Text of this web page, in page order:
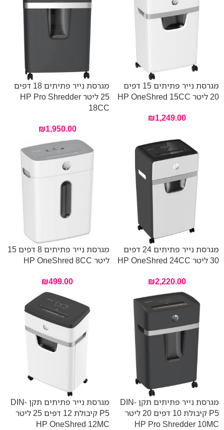
מגרסת נייר פתיתים 15 דפים
20 ליטר HP OneShred 15CC
₪1,249.00
מגרסת נייר פתיתים 18 דפים
25 ליטר HP Pro Shredder
18CC
₪1,950.00
מגרסת נייר פתיתים 24 דפים
30 ליטר HP OneShred 24CC
₪2,220.00
מגרסת נייר פתיתים 8 דפים 15
ליטר HP OneShred 8CC
₪499.00
מגרסת נייר פתיתים תקן DIN-
P5 קיבולת 10 דפים 20 ליטר
HP Pro Shredder 10MC
מגרסת נייר פתיתים תקן DIN-
P5 קיבולת 12 דפים 25 ליטר
HP OneShred 12MC